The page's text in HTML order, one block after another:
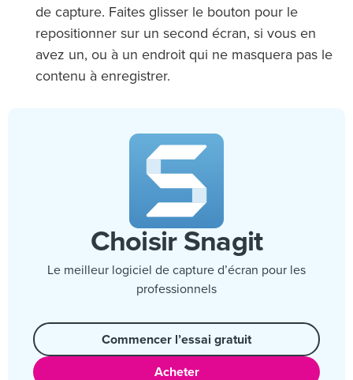
de capture. Faites glisser le bouton pour le
repositionner sur un second écran, si vous en
avez un, ou à un endroit qui ne masquera pas le
contenu à enregistrer.
Choisir Snagit
Le meilleur logiciel de capture d’écran pour les
professionnels
Commencer l’essai gratuit
Acheter